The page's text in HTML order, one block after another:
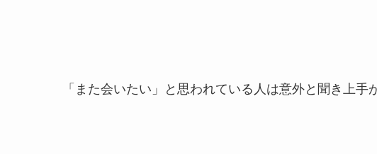
「また会いたい」と思われている人は意外と聞き上手